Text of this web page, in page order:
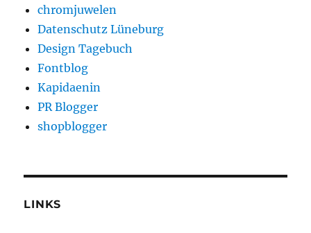
chromjuwelen
Datenschutz Lüneburg
Design Tagebuch
Fontblog
Kapidaenin
PR Blogger
shopblogger
LINKS